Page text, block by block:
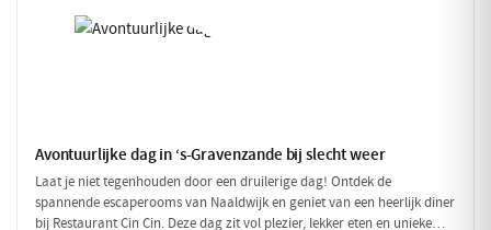
Avontuurlijke dag in ‘s-Gravenzande bij slecht weer
Laat je niet tegenhouden door een druilerige dag! Ontdek de
spannende escaperooms van Naaldwijk en geniet van een heerlijk diner
bij Restaurant Cin Cin. Deze dag zit vol plezier, lekker eten en unieke